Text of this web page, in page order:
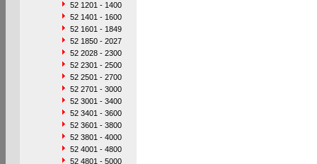
52 1201 - 1400
52 1401 - 1600
52 1601 - 1849
52 1850 - 2027
52 2028 - 2300
52 2301 - 2500
52 2501 - 2700
52 2701 - 3000
52 3001 - 3400
52 3401 - 3600
52 3601 - 3800
52 3801 - 4000
52 4001 - 4800
52 4801 - 5000